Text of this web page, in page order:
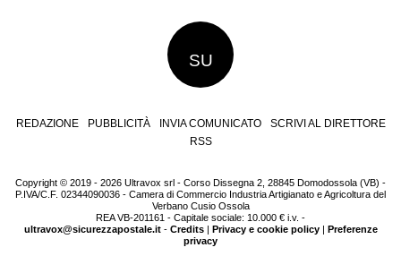
SU
REDAZIONE PUBBLICITÀ INVIA COMUNICATO
SCRIVI AL DIRETTORE
RSS
Copyright © 2019 - 2026 Ultravox srl - Corso Dissegna 2, 28845 Domodossola (VB) -
P.IVA/C.F. 02344090036 - Camera di Commercio Industria Artigianato e Agricoltura del
Verbano Cusio Ossola
REA VB-201161 - Capitale sociale: 10.000 € i.v. -
ultravox@sicurezzapostale.it- Credits| Privacy e cookie policy| Preferenze
privacy